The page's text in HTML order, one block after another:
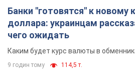
Банки "готовятся" к новому
доллара: украинцам
чего ожидать
Каким будет курс валюты в
9 годин тому 114,5 т.